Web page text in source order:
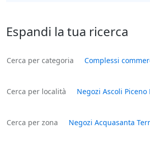
Espandi la tua ricerca
Cerca per categoria Complessi
Cerca per località Negozi Ascoli Piceno
Cerca per zona Negozi Acquasanta